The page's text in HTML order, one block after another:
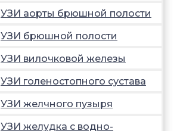
УЗИ аорты брюшной полости
УЗИ брюшной полости
УЗИ вилочковой железы
УЗИ голеностопного сустава
УЗИ желчного пузыря
УЗИ желудка с водно-